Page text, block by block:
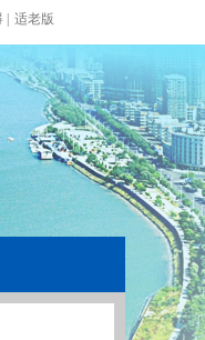
适老版